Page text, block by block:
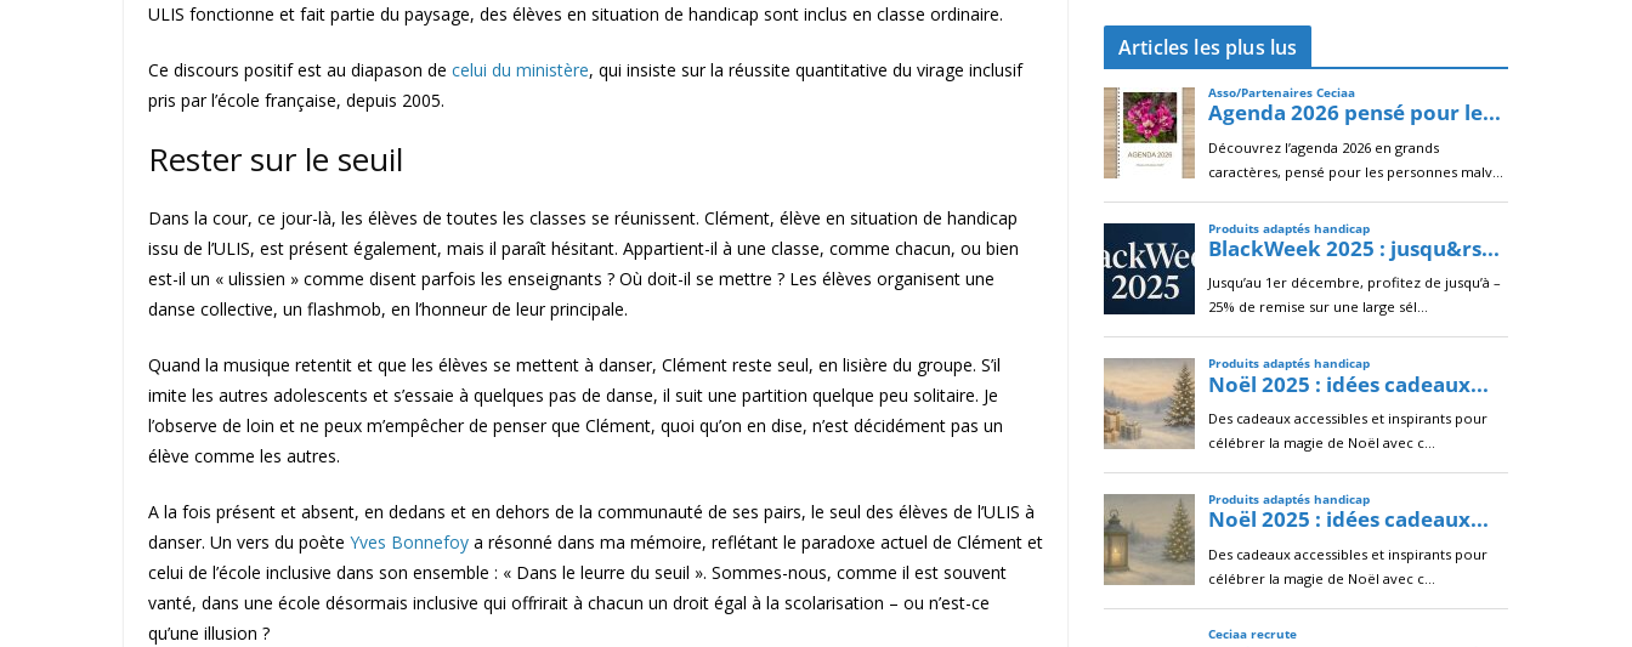
ULIS fonctionne et fait partie du paysage, des élèves en situation de handicap sont inclus en classe ordinaire.
Ce discours positif est au diapason de celui du ministère, qui insiste sur la réussite quantitative du virage inclusif
pris par l’école française, depuis 2005.
Rester sur le seuil
Dans la cour, ce jour-là, les élèves de toutes les classes se réunissent. Clément, élève en situation de handicap
issu de l’ULIS, est présent également, mais il paraît hésitant. Appartient-il à une classe, comme chacun, ou bien
est-il un « ulissien » comme disent parfois les enseignants ? Où doit-il se mettre ? Les élèves organisent une
danse collective, un flashmob, en l’honneur de leur principale.
Quand la musique retentit et que les élèves se mettent à danser, Clément reste seul, en lisière du groupe. S’il
imite les autres adolescents et s’essaie à quelques pas de danse, il suit une partition quelque peu solitaire. Je
l’observe de loin et ne peux m’empêcher de penser que Clément, quoi qu’on en dise, n’est décidément pas un
élève comme les autres.
A la fois présent et absent, en dedans et en dehors de la communauté de ses pairs, le seul des élèves de l’ULIS à
danser. Un vers du poète Yves Bonnefoy a résonné dans ma mémoire, reflétant le paradoxe actuel de Clément et
celui de l’école inclusive dans son ensemble : « Dans le leurre du seuil ». Sommes-nous, comme il est souvent
vanté, dans une école désormais inclusive qui offrirait à chacun un droit égal à la scolarisation – ou n’est-ce
qu’une illusion ?
c
i
v
e
s
Articles les plus lus